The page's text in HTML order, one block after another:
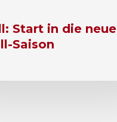
Start in die neue
Saison